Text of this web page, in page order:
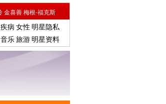
金喜善 梅根-福克斯
疾病 女性 明星隐私
音乐旅游 明星资料